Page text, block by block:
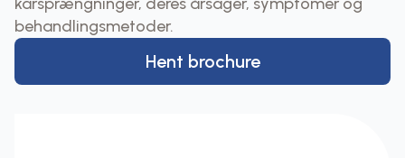
behandlingsmetoder.
Hent brochure